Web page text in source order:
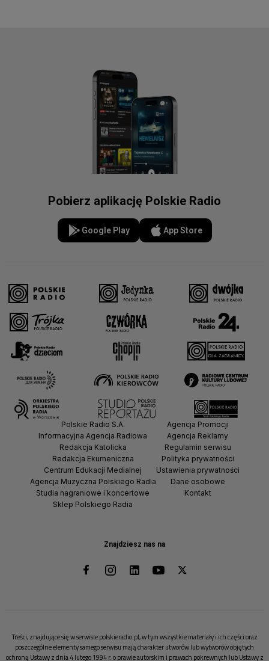
Pobierz aplikację Polskie Radio
Google Play App Store
Znajdziesz nas na
Polskie Radio S.A.
Informacyjna Agencja Radiowa
Redakcja Katolicka
Redakcja Ekumeniczna
Centrum Edukacji Medialnej
Agencja Muzyczna Polskiego Radia
Studia nagraniowe i koncertowe
Sklep Polskiego Radia
Agencja Promocji
Agencja Reklamy
Regulamin serwisu
Polityka prywatności
Ustawienia prywatności
Dane osobowe
Kontakt
Treści, znajdujące się w serwisie polskieradio.pl, w tym wszystkie materiały i ich części oraz
poszczególne elementy samego serwisu mają charakter utworów lub wytworów objętych
ochroną Ustawy z dnia 4 lutego 1994 r. o prawie autorskim i prawach pokrewnych lub Ustawy z